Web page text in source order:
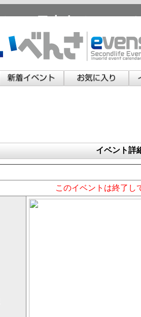
イベント詳
このイベントは終了し